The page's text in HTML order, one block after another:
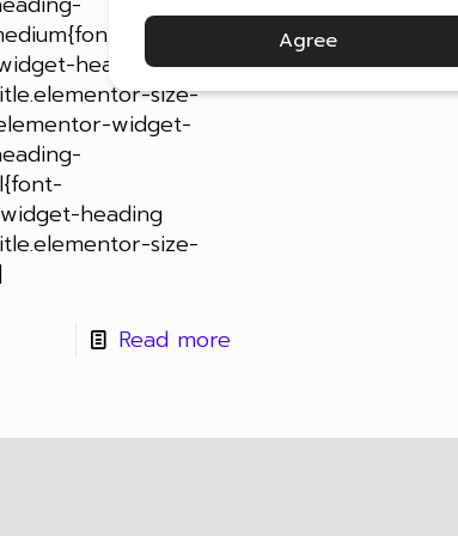
heading
size-
widget-
heading
size-
Read more
Agree